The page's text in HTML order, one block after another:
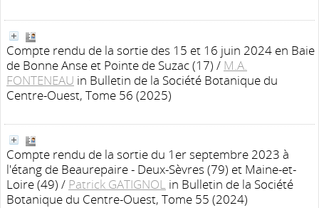
Compte rendu de la sortie des 15 et 16 juin 2024 en Baie
de Bonne Anse et Pointe de Suzac (17) / M.A.
FONTENEAU in Bulletin de la Société Botanique du
Centre-Ouest, Tome 56 (2025)
Compte rendu de la sortie du 1er septembre 2023 à
l'étang de Beaurepaire - Deux-Sèvres (79) et Maine-et-
Loire (49) / Patrick GATIGNOL in Bulletin de la Société
Botanique du Centre-Ouest, Tome 55 (2024)